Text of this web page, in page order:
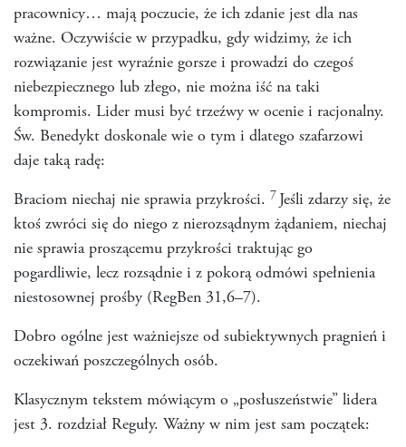
pracownicy… mają poczucie, że ich zdanie jest dla nas
ważne. Oczywiście w przypadku, gdy widzimy, że ich
rozwiązanie jest wyraźnie gorsze i prowadzi do czegoś
niebezpiecznego lub złego, nie można iść na taki
kompromis. Lider musi być trzeźwy w ocenie i racjonalny.
Św. Benedykt doskonale wie o tym i dlatego szafarzowi
daje taką radę:
Braciom niechaj nie sprawia przykrości. 7 Jeśli zdarzy się, że
ktoś zwróci się do niego z nierozsądnym żądaniem, niechaj
nie sprawia proszącemu przykrości traktując go
pogardliwie, lecz rozsądnie i z pokorą odmówi spełnienia
niestosownej prośby (RegBen 31,6–7).
Dobro ogólne jest ważniejsze od subiektywnych pragnień i
oczekiwań poszczególnych osób.
Klasycznym tekstem mówiącym o „posłuszeństwie” lidera
jest 3. rozdział Reguły. Ważny w nim jest sam początek: